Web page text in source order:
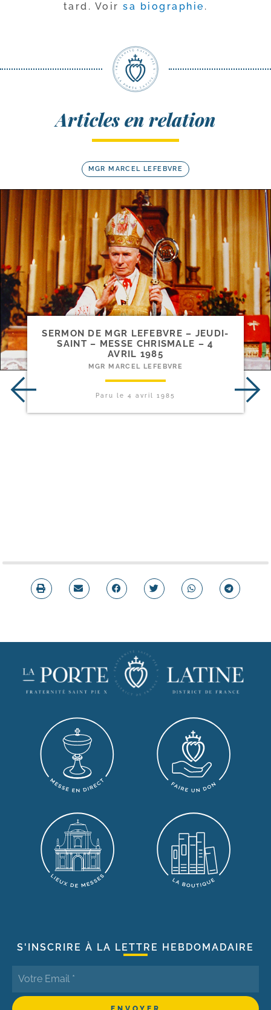
tard. Voirsa bio­gra­phie .
Articles en relation
MGR MARCEL LEFEBVRE
SERMON DE MGR LEFEBVRE – JEUDI-​
SAINT – MESSE CHRISMALE – 4
AVRIL 1985
MGR MARCEL LEFEBVRE
Paru le4 avril 1985
S'INSCRIRE À LA LETTRE HEBDOMADAIRE